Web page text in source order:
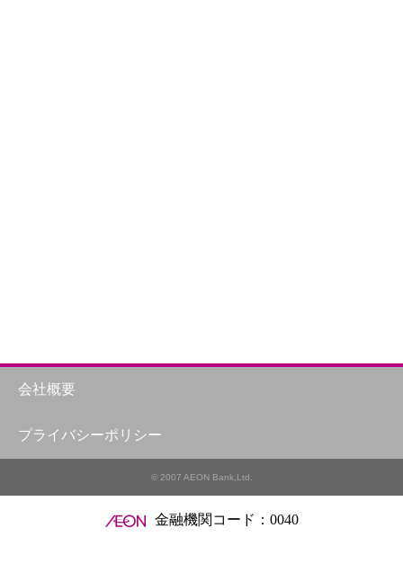
会社概要
プライバシーポリシー
© 2007 AEON Bank,Ltd.
金融機関コード：0040